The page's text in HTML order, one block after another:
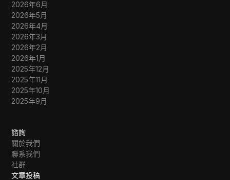
2026年6月
2026年5月
2026年4月
2026年3月
2026年2月
2026年1月
2025年12月
2025年11月
2025年10月
2025年9月
諮詢
關於我們
聯系我們
社群
文章投稿